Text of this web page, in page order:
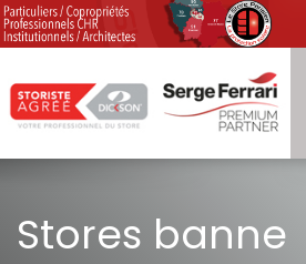
Stores banne